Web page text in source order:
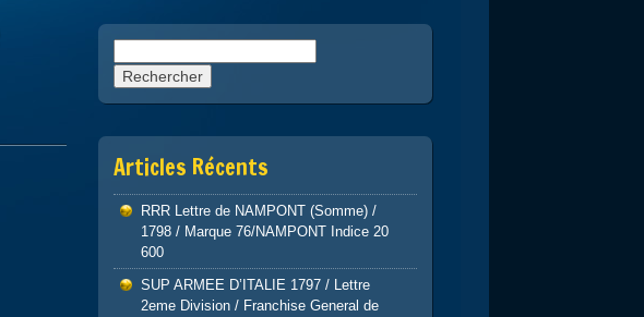
Articles Récents
RRR Lettre de NAMPONT (Somme) /
1798 / Marque 76/NAMPONT Indice 20
600
SUP ARMEE D’ITALIE 1797 / Lettre
2eme Division / Franchise General de